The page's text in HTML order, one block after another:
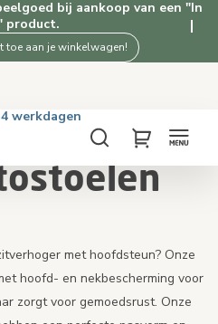
bij aankoop van een "In
product.
toe aan je winkelwagen!
€50. Shop nu!
klanten
werkdagen
100 dagen
ZoekenMy Cart
met hoofdsteun? Onze
hoofd- en nekbescherming voor
zorgt voor gemoedsrust. Onze